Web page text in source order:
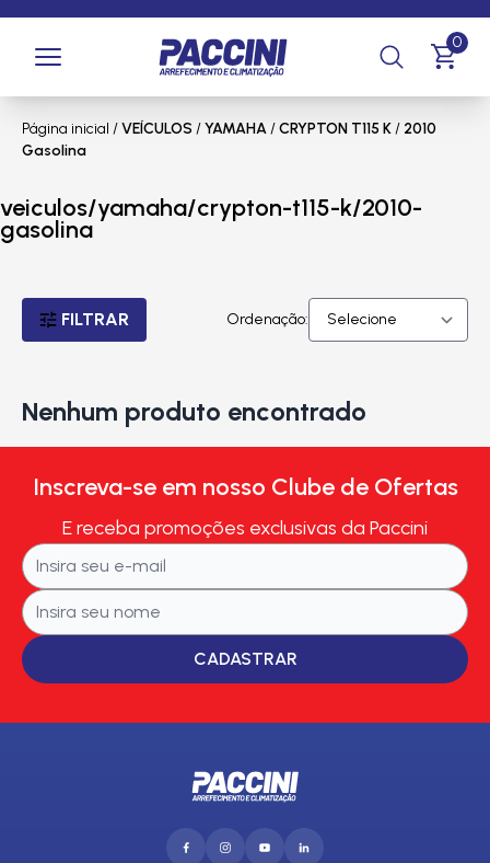
0
Página inicial /VEÍCULOS /YAMAHA/CRYPTON T115 K/ 2010
Gasolina
veiculos/yamaha/crypton-t115-k/2010-
gasolina
FILTRAR Ordenação:
Nenhum produto encontrado
Inscreva-se em nosso Clube de Ofertas
E receba promoções exclusivas da Paccini
CADASTRAR